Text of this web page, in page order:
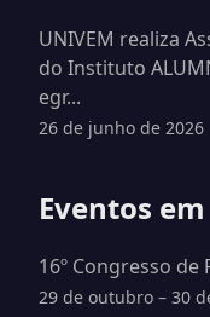
UNIVEM realiza
do Instituto
egr...
26 de junho de 2026
Eventos
16º Congresso de
29 de outubro – 30